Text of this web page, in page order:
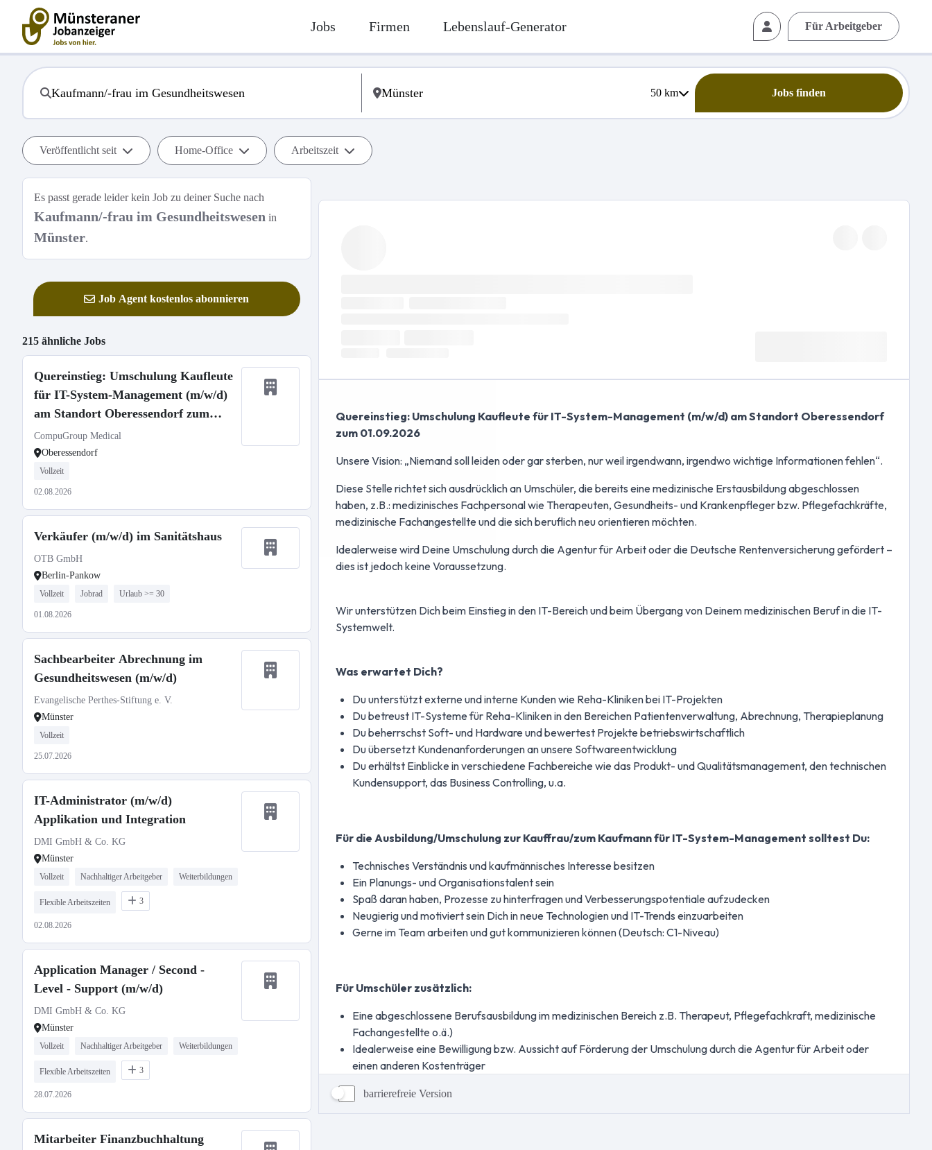
Jobs Firmen Lebenslauf-Generator Für Arbeitgeber
50km Jobs finden
Veröffentlicht seit Home-Office Arbeitszeit
Es passt gerade leider kein Job zu deiner Suche nach
Kaufmann/-frau im Gesundheitswesen in
Münster.
Job Agent kostenlos abonnieren
215 ähnliche Jobs
Quereinstieg: Umschulung Kaufleute
für IT-System-Management (m/w/d)
am Standort Oberessendorf zum
01.09.2026
CompuGroup Medical
Oberessendorf
Vollzeit
02.08.2026
Verkäufer (m/w/d) im Sanitätshaus
OTB GmbH
Berlin-Pankow
Vollzeit Jobrad Urlaub >= 30
01.08.2026
Sachbearbeiter Abrechnung im
Gesundheitswesen (m/w/d)
Evangelische Perthes-Stiftung e. V.
Münster
Vollzeit
25.07.2026
IT-Administrator (m/w/d)
Applikation und Integration
DMI GmbH & Co. KG
Münster
Vollzeit Nachhaltiger Arbeitgeber Weiterbildungen
Flexible Arbeitszeiten 3
02.08.2026
Application Manager / Second -
Level - Support (m/w/d)
DMI GmbH & Co. KG
Münster
Vollzeit Nachhaltiger Arbeitgeber Weiterbildungen
Flexible Arbeitszeiten 3
28.07.2026
Mitarbeiter Finanzbuchhaltung
barrierefreie Version